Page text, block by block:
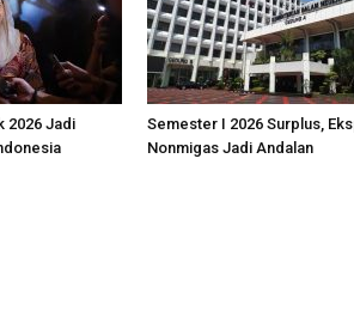
2026 Jadi
Semester I 2026 Surplus,
Nonmigas Jadi Andalan